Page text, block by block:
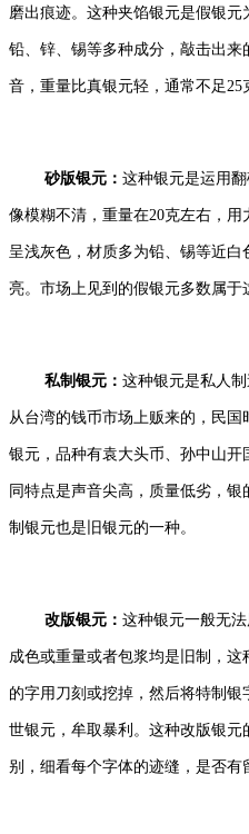
磨出痕迹。这种夹馅银元是假银元
铅、锌、锡等多种成分，敲击出
音，重量比真银元轻，通常不足25
砂版银元： 这种银元是运用
像模糊不清，重量在20克左右，
呈浅灰色，材质多为铅、锡等近
亮。市场上见到的假银元多数属于
私制银元： 这种银元是私人
从台湾的钱币市场上贩来的，民
银元，品种有袁大头币、孙中山开
同特点是声音尖高，质量低劣，
制银元也是旧银元的一种。
改版银元： 这种银元一般无
成色或重量或者包浆均是旧制，
的字用刀刻或挖掉，然后将特制
世银元，牟取暴利。这种改版银
别，细看每个字体的迹缝，是否有